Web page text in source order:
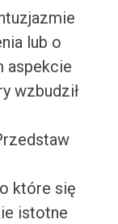
lub o
aspekcie
wzbudził
które się
istotne